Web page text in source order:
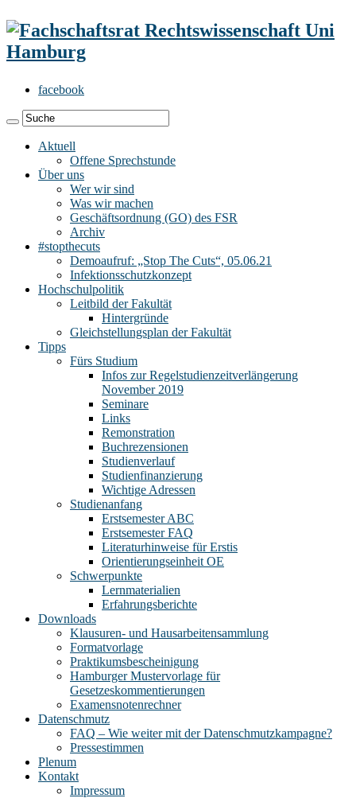
facebook
Aktuell
Offene Sprechstunde
Über uns
Wer wir sind
Was wir machen
Geschäftsordnung (GO) des FSR
Archiv
#stopthecuts
Demoaufruf: „Stop The Cuts“, 05.06.21
Infektionsschutzkonzept
Hochschulpolitik
Leitbild der Fakultät
Hintergründe
Gleichstellungsplan der Fakultät
Tipps
Fürs Studium
Infos zur Regelstudienzeitverlängerung
November 2019
Seminare
Links
Remonstration
Buchrezensionen
Studienverlauf
Studienfinanzierung
Wichtige Adressen
Studienanfang
Erstsemester ABC
Erstsemester FAQ
Literaturhinweise für Erstis
Orientierungseinheit OE
Schwerpunkte
Lernmaterialien
Erfahrungsberichte
Downloads
Klausuren- und Hausarbeitensammlung
Formatvorlage
Praktikumsbescheinigung
Hamburger Mustervorlage für
Gesetzeskommentierungen
Examensnotenrechner
Datenschmutz
FAQ – Wie weiter mit der Datenschmutzkampagne?
Pressestimmen
Plenum
Kontakt
Impressum